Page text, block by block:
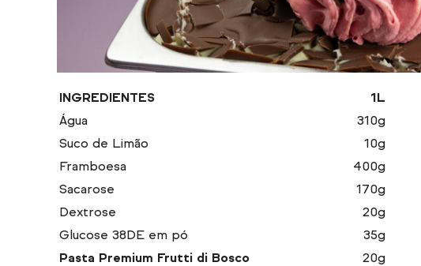
INGREDIENTES
1L
Água
310g
Suco de Limão
10g
Framboesa
400g
Sacarose
170g
Dextrose
20g
Glucose 38DE em pó
35g
Pasta Premium Frutti di Bosco
20g